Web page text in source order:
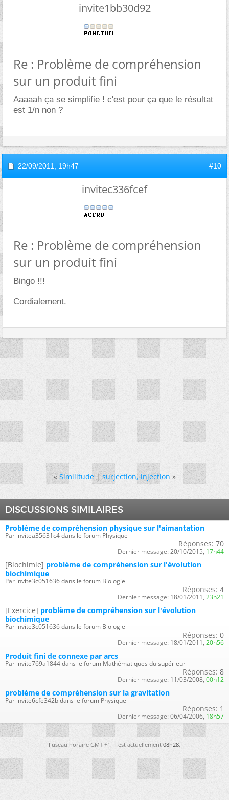
invite1bb30d92
Re : Problème de compréhension
sur un produit fini
Aaaaah ça se simplifie ! c'est pour ça que le résultat
est 1/n non ?
22/09/2011, 19h47 #10
invitec336fcef
Re : Problème de compréhension
sur un produit fini
Bingo !!!
Cordialement.
« Similitude|surjection, injection »
DISCUSSIONS SIMILAIRES
Problème de compréhension physique sur l'aimantation
Par invitea35631c4 dans le forum Physique
Réponses: 70
Dernier message: 20/10/2015, 17h44
[Biochimie] problème de compréhension sur l'évolution
biochimique
Par invite3c051636 dans le forum Biologie
Réponses: 4
Dernier message: 18/01/2011, 23h21
[Exercice] problème de compréhension sur l'évolution
biochimique
Par invite3c051636 dans le forum Biologie
Réponses: 0
Dernier message: 18/01/2011, 20h56
Produit fini de connexe par arcs
Par invite769a1844 dans le forum Mathématiques du supérieur
Réponses: 8
Dernier message: 11/03/2008, 00h12
problème de compréhension sur la gravitation
Par invite6cfe342b dans le forum Physique
Réponses: 1
Dernier message: 06/04/2006, 18h57
Fuseau horaire GMT +1. Il est actuellement08h28.